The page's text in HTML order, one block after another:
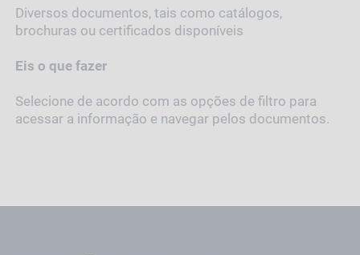
Diversos documentos, tais como catálogos,
brochuras ou certificados disponíveis
Eis o que fazer
Selecione de acordo com as opções de filtro para
acessar a informação e navegar pelos documentos.